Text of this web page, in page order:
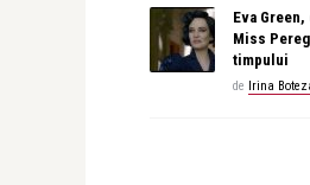
Eva
Miss
timpului
de Irina